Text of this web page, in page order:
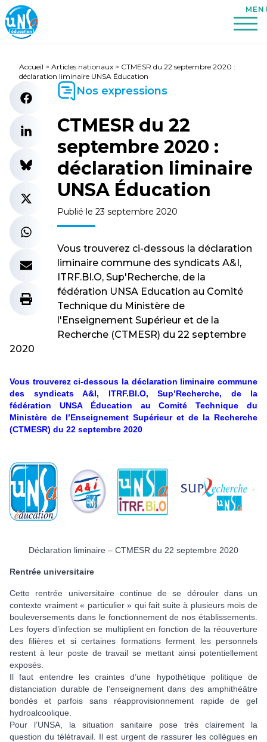
Accueil > Articles nationaux > CTMESR du 22 septembre 2020 :
déclaration liminaire UNSA Éducation
Nos expressions
CTMESR du 22
septembre 2020 :
déclaration liminaire
UNSA Éducation
Publié le 23 septembre 2020
Vous trouverez ci-dessous la déclaration
liminaire commune des syndicats A&I,
ITRF.BI.O, Sup'Recherche, de la
fédération UNSA Education au Comité
Technique du Ministère de
l'Enseignement Supérieur et de la
Recherche (CTMESR) du 22 septembre
2020
Vous trouverez ci-dessous la déclaration liminaire commune
des syndicats A&I, ITRF.BI.O, Sup’Recherche, de la
fédération UNSA Éducation au Comité Technique du
Ministère de l’Enseignement Supérieur et de la Recherche
(CTMESR) du 22 septembre 2020
Déclaration liminaire – CTMESR du 22 septembre 2020
Rentrée universitaire
Cette rentrée universitaire continue de se dérouler dans un
contexte vraiment « particulier » qui fait suite à plusieurs mois de
bouleversements dans le fonctionnement de nos établissements.
Les foyers d’infection se multiplient en fonction de la réouverture
des filières et si certaines formations ferment les personnels
restent à leur poste de travail se mettant ainsi potentiellement
exposés.
Il faut entendre les craintes d’une hypothétique politique de
distanciation durable de l’enseignement dans des amphithéâtre
bondés et parfois sans réapprovisionnement rapide de gel
hydroalcoolique.
Pour l’UNSA, la situation sanitaire pose très clairement la
question du télétravail. Il est urgent de rassurer les collègues en